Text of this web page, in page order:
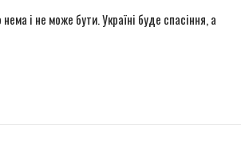
і не може бути. Україні буде спасіння, а